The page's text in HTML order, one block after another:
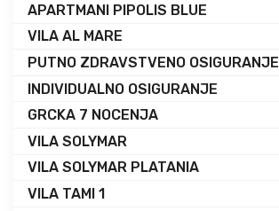
APARTMANI PIPOLIS BLUE
VILA AL MARE
PUTNO ZDRAVSTVENO OSIGURANJE
INDIVIDUALNO OSIGURANJE
GRCKA 7 NOCENJA
VILA SOLYMAR
VILA SOLYMAR PLATANIA
VILA TAMI 1